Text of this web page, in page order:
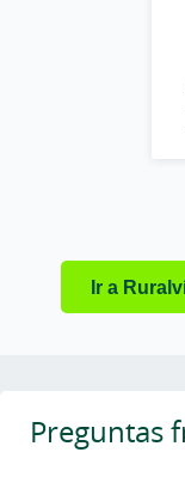
Ir a
Preguntas